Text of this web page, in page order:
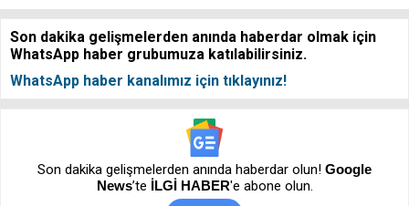
Son dakika gelişmelerden anında haberdar olmak için
WhatsApp haber grubumuza katılabilirsiniz.
WhatsApp haber kanalımız için tıklayınız!
Son dakika gelişmelerden anında haberdar olun! Google
News’te İLGİ HABER'e abone olun.